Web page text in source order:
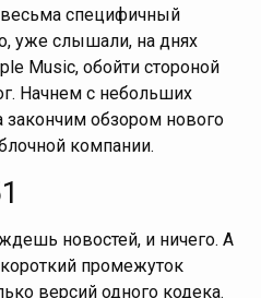
весьма специфичный
уже слышали, на днях
Music, обойти стороной
Начнем с небольших
закончим обзором нового
компании.
новостей, и ничего. А
промежуток
версий одного кодека.